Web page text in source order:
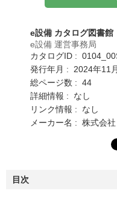
e設備 カタログ図書館
e設備 運営事務局
カタログID :
発行年月 : 2024年11月
総ページ数 : 44
詳細情報 : なし
リンク情報 : なし
メーカー名 : 株式会社
目次